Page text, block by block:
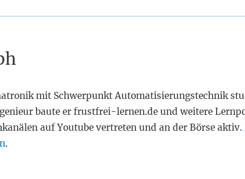
mit Schwerpunkt Automatisierungstechnik
baute er frustfrei-lernen.de und weitere
auf Youtube vertreten und an der Börse aktiv.
.